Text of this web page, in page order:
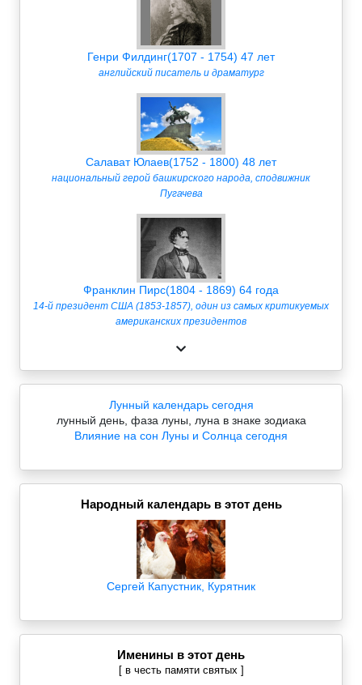
Генри Филдинг(1707 - 1754) 47 лет
английский писатель и драматург
Салават Юлаев(1752 - 1800) 48 лет
национальный герой башкирского народа, сподвижник
Пугачева
Франклин Пирс(1804 - 1869) 64 года
14-й президент США (1853-1857), один из самых критикуемых
американских президентов
Лунный календарь сегодня
лунный день, фаза луны, луна в знаке зодиака
Влияние на сон Луны и Солнца сегодня
Народный календарь в этот день
Сергей Капустник, Курятник
Именины в этот день
[ в честь памяти святых ]